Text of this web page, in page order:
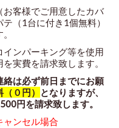
客様でご用意したカバ
（1台に付き1個無料）
ンパーキング等を使用
実費を請求致します。
は必ず前日までにお願
０円）
となりますが、
円を請求致します。
ンセル場合